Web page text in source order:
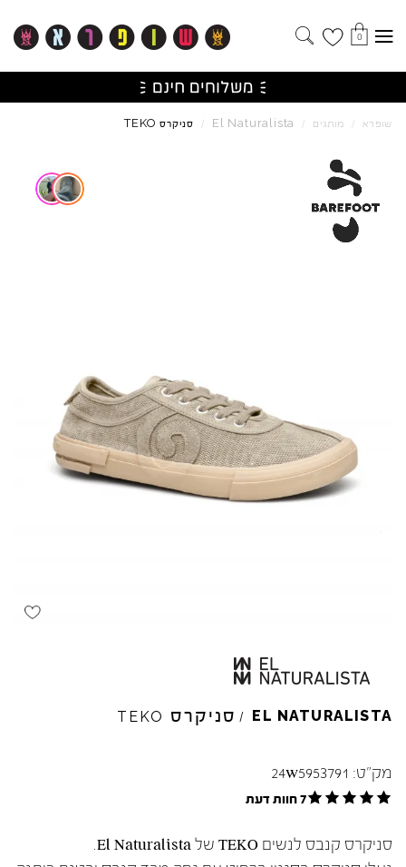
0
שופרא / מותגים /
El Naturalista
/ סניקרס TEKO
Skip to product reviews
EL NATURALISTA
/ סניקרס TEKO
מק"ט: 24w5953791
7 חוות דעת
סניקרס קנבס לנשים TEKO של El Naturalista.